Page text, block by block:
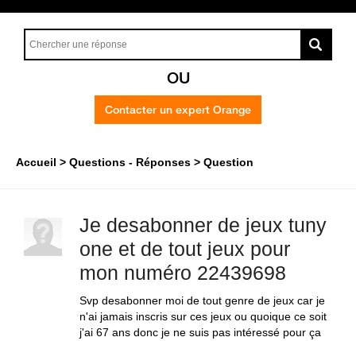
OU
Contacter un expert Orange
Accueil Questions - Réponses Question
Je desabonner de jeux tuny
one et de tout jeux pour
mon numéro 22439698
Svp desabonner moi de tout genre de jeux car je
n'ai jamais inscris sur ces jeux ou quoique ce soit
j'ai 67 ans donc je ne suis pas intéressé pour ça